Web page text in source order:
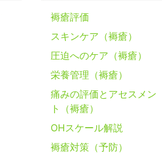
褥瘡評価
スキンケア（褥瘡）
圧迫へのケア（褥瘡）
栄養管理（褥瘡）
痛みの評価とアセスメン
ト（褥瘡）
OHスケール解説
褥瘡対策（予防）